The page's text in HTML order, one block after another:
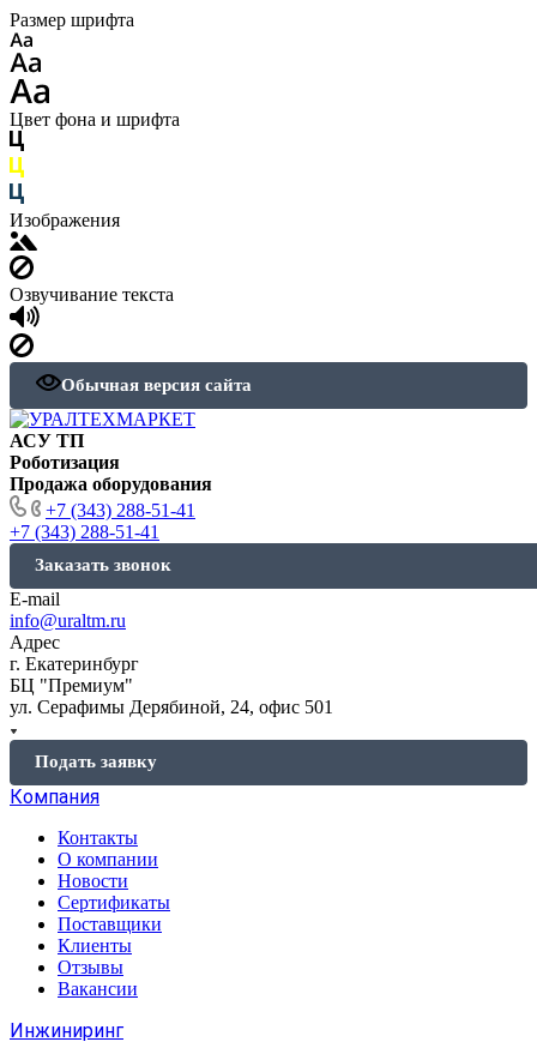
Размер шрифта
Цвет фона и шрифта
Изображения
Озвучивание текста
Обычная версия сайта
АСУ ТП
Роботизация
Продажа оборудования
+7 (343) 288-51-41
+7 (343) 288-51-41
Заказать звонок
E-mail
info@uraltm.ru
Адрес
г. Екатеринбург
БЦ "Премиум"
ул. Серафимы Дерябиной, 24, офис 501
Подать заявку
Компания
Контакты
О компании
Новости
Сертификаты
Поставщики
Клиенты
Отзывы
Вакансии
Инжиниринг